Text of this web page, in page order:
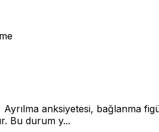
anksiyetesi, bağlanma
Bu durum y...